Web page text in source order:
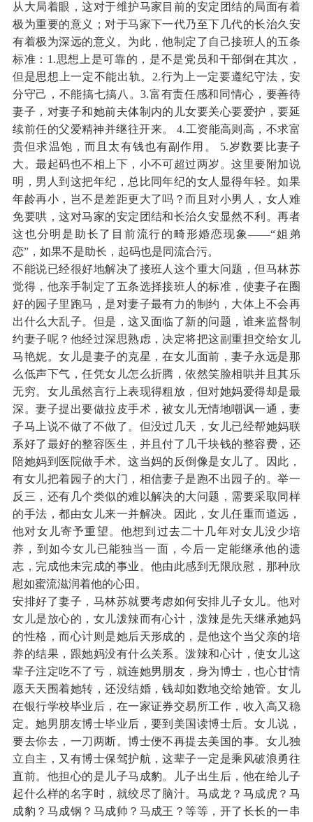
从大局着眼，这对于维护马家目前的安定团结的局面有着
极为重要的意义；对于马家下一代乃至下几代的长治久安
有着极为深远的意义。为此，他制定了自己接班人的五条
标准：1.思想上是可靠的，是不是党员和干部倒在其次，
但是思想上一定不能出轨。2.行为上一定要遵纪守法，安
分守己，不能搞七搞八。3.富有责任感和同情心，要善待
妻子，对妻子和她前夫体制内的儿女要关心要爱护，要延
续前任的父爱精神并继往开来。 4.工资能高则高，不求富
贵但求温饱，而且太有钱也有副作用。 5.岁数要比妻子
大。最起码也不相上下，小不可超过两岁。这里要附加说
明，男人到这把年纪，总比同年纪的女人显得年轻。如果
年龄再小，岂不是差距更大了吗？而且对小男人，女人难
免要哄，这对马家的安定团结和长治久安显然不利。再者
这也分明是助长了目前流行的畸形婚恋现象——“姐弟
恋”，如果不是助长，起码也是同流合污。
不能说已经很好地解决了接班人这个重大问题，但马林苏
觉得，他亲手制定了五条选择接班人的标准，使妻子在圈
好的园子里跑马，是对妻子最有力的制约，大体上不会再
出什么大乱子。但是，这又面临了新的问题，谁来监督制
约妻子呢？他经过深思熟虑，决定将把这副重担交给女儿
马艳妮。女儿是妻子的克星，在女儿面前，妻子永远是那
么低声下气，任凭女儿怎么折腾，依然笑脸相哄并且其乐
无穷。女儿虽然言行上表现得粗放，但对她妈爱得却是最
深。妻子提出要做拉皮手术，被女儿无情地嘲讽一通，妻
子马上说不做了不做了。但没过几天，女儿已经帮她妈联
系好了最好的整容医生，并且付了几千块钱的整容费，还
陪她妈到医院做手术。这当妈的反倒像是女儿了。因此，
有女儿把着园子的大门，相信妻子是跑不出园子的。举一
反三，还有几个类似的难以解决的大问题，需要采取同样
的手法，都由女儿来一并解决。因此，女儿任重而道远，
他对女儿寄予重望。他想到过去二十几年对女儿没少培
养，到如今女儿已能独当一面，今后一定能继承他的遗
志，完成他未完成的事业。他由此感到无限欣慰，那种欣
慰如蜜流滋润着他的心田。
安排好了妻子，马林苏就要考虑如何安排儿子女儿。他对
女儿是放心的，女儿泼辣而有心计，泼辣是先天继承她妈
的性格，而心计则是她后天形成的，是他这个当父亲的培
养的结果，跟她妈没有什么关系。泼辣和心计，使女儿这
辈子注定吃不了亏，就连她男朋友，身为博士，也心甘情
愿天天围着她转，还没结婚，钱却如数地交给她管。女儿
在银行学校毕业后，在一家证券交易所工作，收入高又稳
定。她男朋友博士毕业后，要到美国读博士后。女儿说，
要去你去，一刀两断。博士便不再提去美国的事。女儿独
立自主，又有博士保驾护航，这辈子一定是乘风破浪勇往
直前。他担心的是儿子马成豹。儿子出生后，他在给儿子
起什么样的名字时，就绞尽了脑汁。马成龙？马成虎？马
成豹？马成钢？马成帅？马成王？等等，开了长长的一串